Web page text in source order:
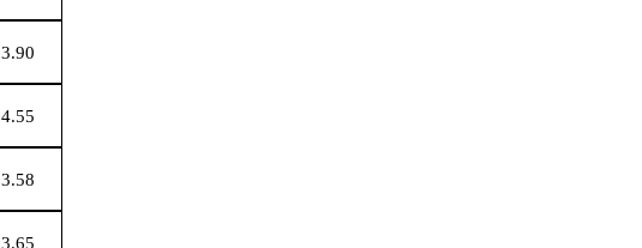
3.90
4.55
3.58
3.65